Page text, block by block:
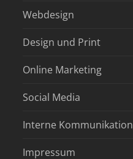
Webdesign
Design und Print
Online Marketing
Social Media
Interne Kommunikation
Impressum